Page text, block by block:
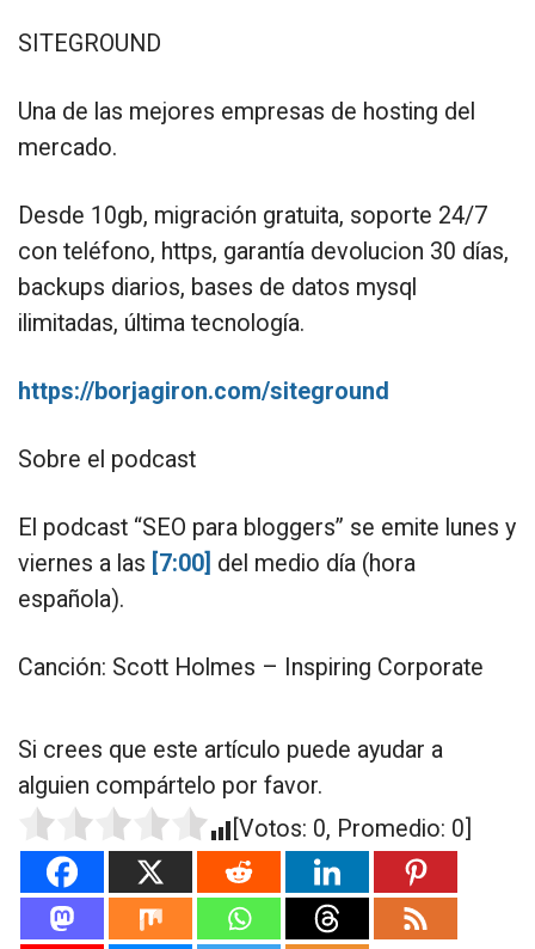
SITEGROUND
Una de las mejores empresas de hosting del
mercado.
Desde 10gb, migración gratuita, soporte 24/7
con teléfono, https, garantía devolucion 30 días,
backups diarios, bases de datos mysql
ilimitadas, última tecnología.
https://borjagiron.com/siteground
Sobre el podcast
El podcast “SEO para bloggers” se emite lunes y
viernes a las [7:00] del medio día (hora
española).
Canción: Scott Holmes – Inspiring Corporate
Si crees que este artículo puede ayudar a
alguien compártelo por favor.
[Votos: 0, Promedio: 0